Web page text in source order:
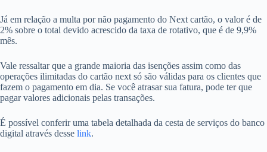
Já em relação a multa por não pagamento do Next cartão, o valor é de
2% sobre o total devido acrescido da taxa de rotativo, que é de 9,9%
mês.
Vale ressaltar que a grande maioria das isenções assim como das
operações ilimitadas do cartão next só são válidas para os clientes que
fazem o pagamento em dia. Se você atrasar sua fatura, pode ter que
pagar valores adicionais pelas transações.
É possível conferir uma tabela detalhada da cesta de serviços do banco
digital através desse link.